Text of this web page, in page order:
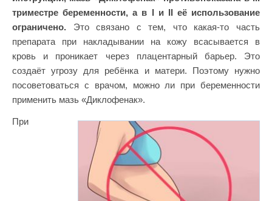
триместре беременности, а в I и II её использование
ограничено. Это связано с тем, что какая-то часть
препарата при накладывании на кожу всасывается в
кровь и проникает через плацентарный барьер. Это
создаёт угрозу для ребёнка и матери. Поэтому нужно
посоветоваться с врачом, можно ли при беременности
применить мазь «Диклофенак».
При